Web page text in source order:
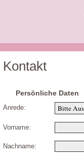
Kontakt
Persönliche Daten
Anrede:
Vorname:
Nachname: